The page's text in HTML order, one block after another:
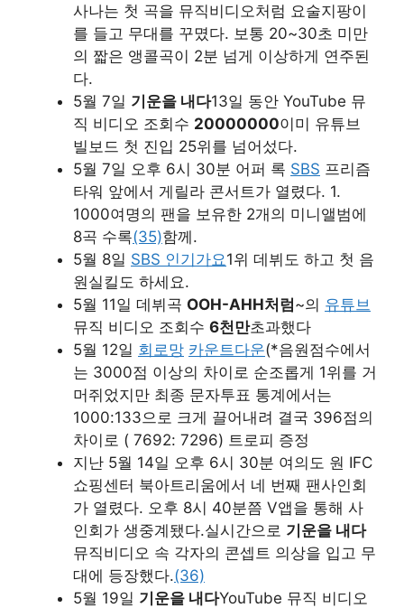
사나는 첫 곡을 뮤직비디오처럼 요술지팡이
를 들고 무대를 꾸몄다. 보통 20~30초 미만
의 짧은 앵콜곡이 2분 넘게 이상하게 연주된
다.
5월 7일 기운을 내다13일 동안 YouTube 뮤
직 비디오 조회수 20000000이미 유튜브
빌보드 첫 진입 25위를 넘어섰다.
5월 7일 오후 6시 30분 어퍼 록 SBS 프리즘
타워 앞에서 게릴라 콘서트가 열렸다. 1.
1000여명의 팬을 보유한 2개의 미니앨범에
8곡 수록(35)함께.
5월 8일 SBS 인기가요1위 데뷔도 하고 첫 음
원실킬도 하세요.
5월 11일 데뷔곡 OOH-AHH처럼~의 유튜브
뮤직 비디오 조회수 6천만초과했다
5월 12일 회로망 카운트다운(*음원점수에서
는 3000점 이상의 차이로 순조롭게 1위를 거
머쥐었지만 최종 문자투표 통계에서는
1000:133으로 크게 끌어내려 결국 396점의
차이로 ( 7692: 7296) 트로피 증정
지난 5월 14일 오후 6시 30분 여의도 원 IFC
쇼핑센터 북아트리움에서 네 번째 팬사인회
가 열렸다. 오후 8시 40분쯤 V앱을 통해 사
인회가 생중계됐다.실시간으로 기운을 내다
뮤직비디오 속 각자의 콘셉트 의상을 입고 무
대에 등장했다.(36)
5월 19일 기운을 내다YouTube 뮤직 비디오